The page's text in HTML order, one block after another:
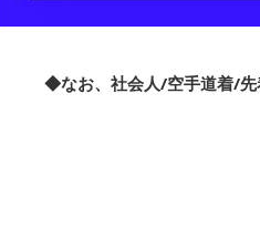
◆なお、社会人/空手道着/先